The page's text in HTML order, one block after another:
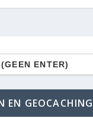
EN GEOCACHING